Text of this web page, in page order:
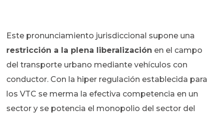
Este pronunciamiento jurisdiccional supone una
restricción a la plena liberalización en el campo
del transporte urbano mediante vehículos con
conductor. Con la hiper regulación establecida para
los VTC se merma la efectiva competencia en un
sector y se potencia el monopolio del sector del